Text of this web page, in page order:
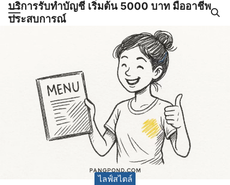
Skipบริการรับทำบัญชี เริ่มต้น 5000 บาท มืออาชีพ
ประสบการณ์
ไลฟ์สไตล์